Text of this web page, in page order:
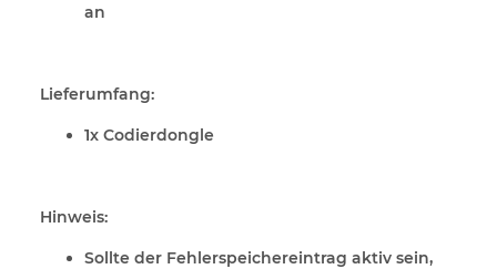
an
Lieferumfang:
1x Codierdongle
Hinweis:
Sollte der Fehlerspeichereintrag aktiv sein,